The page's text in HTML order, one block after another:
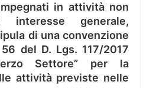
in attività non
interesse generale,
di una convenzione
del D. Lgs. 117/2017
Settore” per la
attività previste nelle